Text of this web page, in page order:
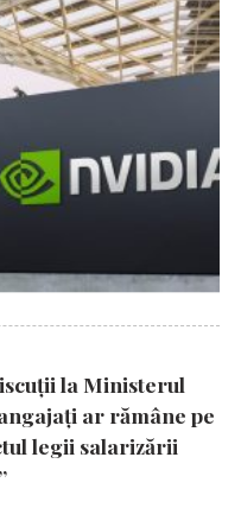
la Ministerul
ar rămâne pe
legii salarizării